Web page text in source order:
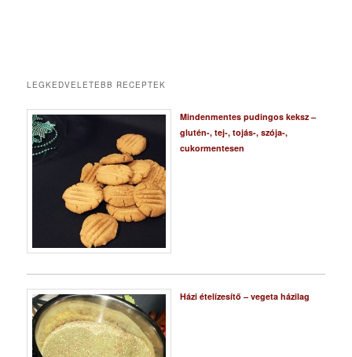
LEGKEDVELETEBB RECEPTEK
Mindenmentes pudingos keksz –
glutén-, tej-, tojás-, szója-,
cukormentesen
Házi ételízesítő – vegeta házilag